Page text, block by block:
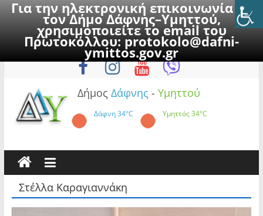
Για την ηλεκτρονική επικοινωνία με
τον Δήμο Δάφνης–Υμηττού,
χρησιμοποιείτε το email του
Πρωτοκόλλου:protokolo@dafni-
ymittos.gov.gr
to
Πέμπτη, 6 Αυγούστου 2026
Δήμος Δάφνης - Υμηττού
Δάφνη34°C Υμηττός34°C
Στέλλα Καραγιαννάκη